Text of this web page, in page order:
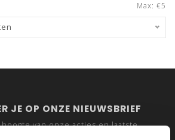
Max: €5
JE OP ONZE NIEUWSBRIEF
van onze acties en laatste